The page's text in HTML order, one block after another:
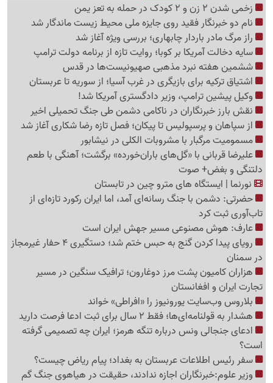
زخمی شدن 2 زن و 2 کودک در حمله به تعز یمن
نام دو خبرنگار فقید روی جایزه ملی محیط زیست ماندگار شد
راز مرگ مادر باردار چابهاری؛ بررسی ویژه آغاز شد
سایه دخالت آمریکا بر کوبا؛ روایت تازه از برنامه دولت ترامپ
ششمین هفته نبرد مذهبی صهیونیست‌ها در قدس
اشتیاق ترکیه برای بازیگری در غرب آسیا؛ از سوریه تا عربستان
وکیل پیشین ترامپ، وزیر دادگستری آمریکا شد!
نقش بارز خبرنگاران در ناکامی دشمن طی جنگ تحمیلی اخیر
از سپاهان و پرسپولیس تا پیکان؛ فصل تازه رضا شکاری آغاز شد
مسمومیت مرگبار با مشروبات الکلی در نیشابور
علیرضا قربانی با «گل‌های باران‌خورده» برگشت؛ آهنگی با طعم
دلتنگی و بغض+ صوت
نورنما | ایستگاه های مترو چین در تابستان
حضرتی: دشمن با جنگ رسانه‌ای آمد، اما ایران رکورد تازه‌ای از
تاب‌آوری ثبت کرد
عارف: هوش مصنوعی مسیر جهش ایران است
رویای پیدا کردن گنج به حبس ختم شد؛ دستگیری 4 حفار غیرمجاز
در سمنان
هزاران کامیون پشت مرز دوغارون؛ ترافیک سنگین در مسیر
تجارت ایران و افغانستان
بلاروس وب‌سایت یورونیوز را «افراطی» خواند
هشدار به قولنامه‌ای‌ها؛ فقط 2 سال برای ثبت ادعا فرصت دارید
ادعای جنجالی ونس درباره تنگه هرمز؛ ایران چه تصمیمی گرفته
است؟
سفر رئیس اطلاعات عربستان به بغداد؛ پیام ریاض چیست؟
وزیر علوم:خبرنگاران اجازه ندادند، حقیقت در هیاهوی جنگ گم